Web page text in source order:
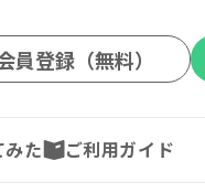
員登録（無料）
た ご利用ガイド